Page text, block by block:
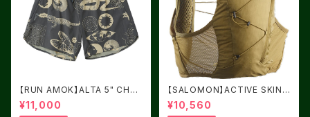
【RUN AMOK】ALTA 5" CHAR
COAL 2
¥11,000
【SALOMON】ACTIVE SKIN
4 BRILLIANT OLIVE / Willo
w
¥10,560